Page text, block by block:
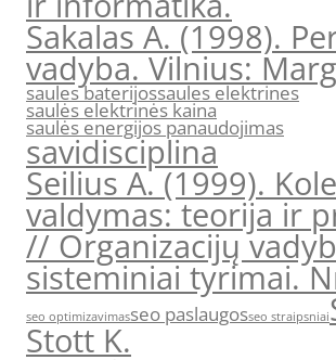
Sakalas A. (1998).
vadyba. Vilnius:
saules baterijossaules elektrines
saulės elektrinės kaina
saulės energijos panaudojimas
savidisciplina
Seilius A. (1999).
valdymas: teorija ir
// Organizacijų
sisteminiai tyrimai.
seo optimizavimasseo paslaugosseo straipsniai
Stott K.